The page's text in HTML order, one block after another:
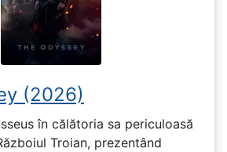
(2026)
în călătoria sa periculoasă
Troian, prezentând